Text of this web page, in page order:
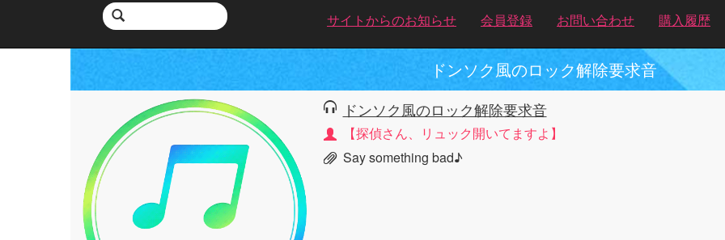
サイトからのお知らせ 会員登録 お問い合わせ 購入履歴
ドンソク風のロック解除要求音
ドンソク風のロック解除要求音
【探偵さん、リュック開いてますよ】
Say something bad♪